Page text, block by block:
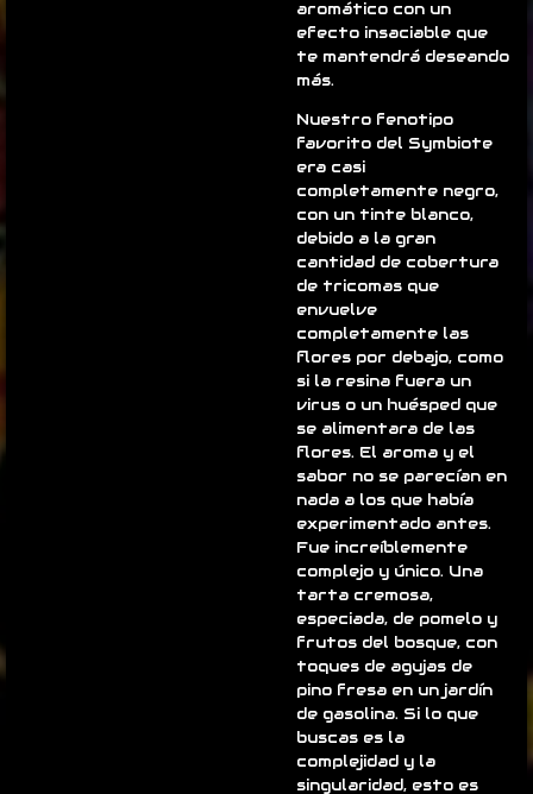
aromático con un
efecto insaciable que
te mantendrá deseando
más.
Nuestro fenotipo
favorito del Symbiote
era casi
completamente negro,
con un tinte blanco,
debido a la gran
cantidad de cobertura
de tricomas que
envuelve
completamente las
flores por debajo, como
si la resina fuera un
virus o un huésped que
se alimentara de las
flores. El aroma y el
sabor no se parecían en
nada a los que había
experimentado antes.
Fue increíblemente
complejo y único. Una
tarta cremosa,
especiada, de pomelo y
frutos del bosque, con
toques de agujas de
pino fresa en un jardín
de gasolina. Si lo que
buscas es la
complejidad y la
singularidad, esto es